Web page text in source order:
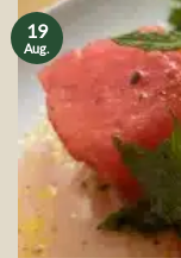
19
Aug.